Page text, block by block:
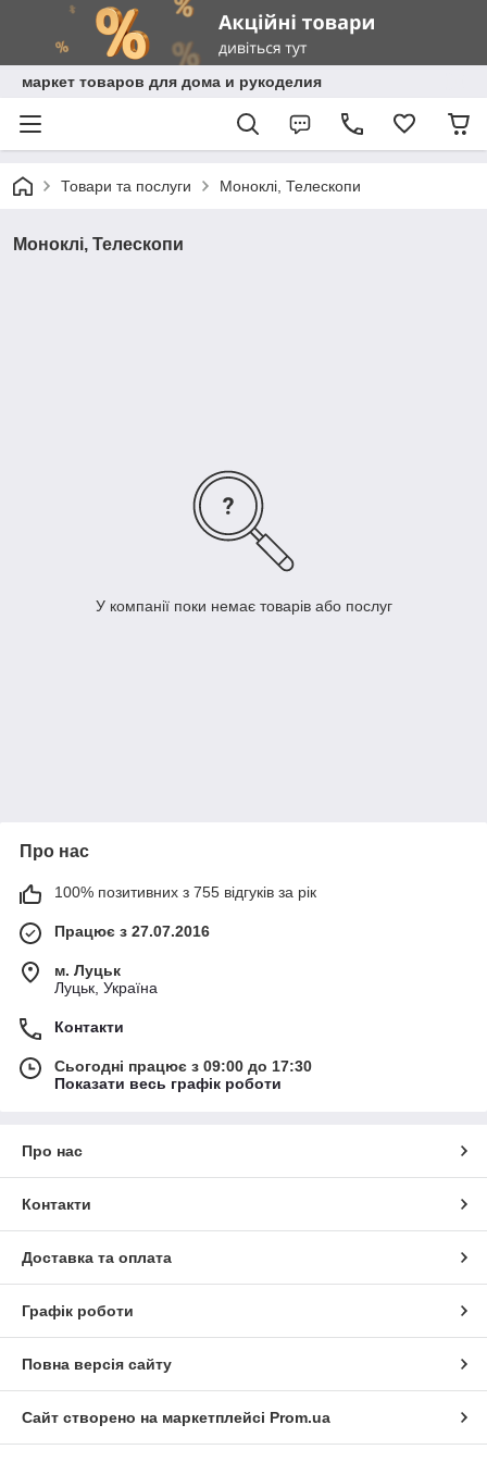
маркет товаров для дома и рукоделия
Товари та послуги Моноклі, Телескопи
Моноклі, Телескопи
У компанії поки немає товарів або послуг
Про нас
100% позитивних з 755 відгуків за рік
Працює з 27.07.2016
м. Луцьк
Луцьк, Україна
Контакти
Сьогодні працює з 09:00 до 17:30
Показати весь графік роботи
Про нас
Контакти
Доставка та оплата
Графік роботи
Повна версія сайту
Сайт створено на маркетплейсі Prom.ua